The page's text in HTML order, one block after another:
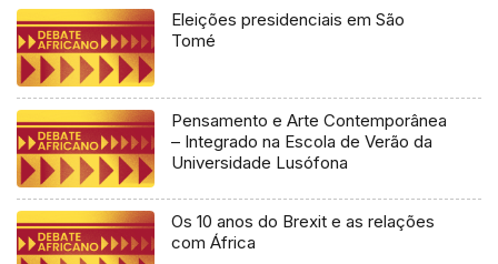
Eleições presidenciais em São
Tomé
Pensamento e Arte Contemporânea
– Integrado na Escola de Verão da
Universidade Lusófona
Os 10 anos do Brexit e as relações
com África